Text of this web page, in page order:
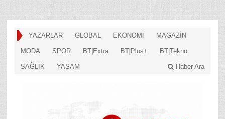
YAZARLAR GLOBAL EKONOMİ MAGAZİN
MODA SPOR BT|Extra BT|Plus+ BT|Tekno
SAĞLIK YAŞAM Haber Ara